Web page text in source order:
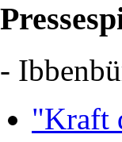
-
"Kraft